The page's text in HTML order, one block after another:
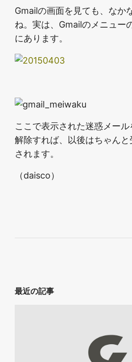
Gmailの画面を見ても、なか
ね。実は、Gmailのメニュー
にあります。
ここで表示された迷惑メー
解除すれば、以後はちゃん
されます。
（daisco）
最近の記事